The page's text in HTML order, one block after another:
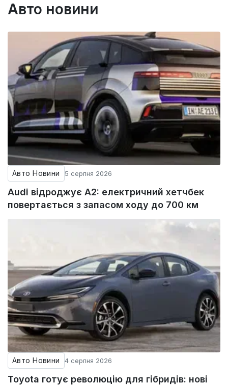
Авто новини
Авто Новини 5 серпня 2026
Audi відроджує A2: електричний хетчбек
повертається з запасом ходу до 700 км
Авто Новини 4 серпня 2026
Toyota готує революцію для гібридів: нові